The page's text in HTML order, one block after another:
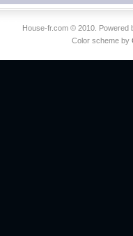
House-fr.com © 2010. Powered
Color scheme by